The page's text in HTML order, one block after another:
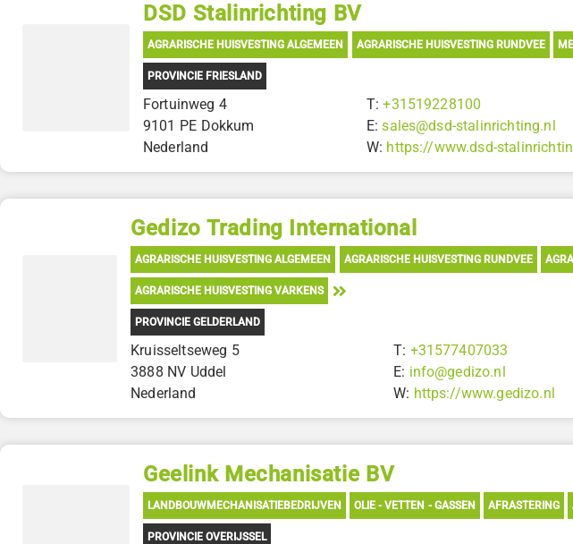
DSD Stalinrichting BV
AGRARISCHE HUISVESTING ALGEMEEN AGRARISCHE HUISVESTING RUNDVEE
PROVINCIE FRIESLAND
Fortuinweg 4
9101 PE Dokkum
Nederland
T:+31519228100
E:sales@dsd-stalinrichting.nl
W: https://www.dsd-
Gedizo Trading International
AGRARISCHE HUISVESTING ALGEMEEN AGRARISCHE HUISVESTING RUNDVEE
AGRARISCHE HUISVESTING VARKENS
PROVINCIE GELDERLAND
Kruisseltseweg 5
3888 NV Uddel
Nederland
T: +31577407033
E: info@gedizo.nl
W: https://www.gedizo.nl
Geelink Mechanisatie BV
LANDBOUWMECHANISATIEBEDRIJVEN OLIE - VETTEN - GASSEN AFRASTERING
PROVINCIE OVERIJSSEL